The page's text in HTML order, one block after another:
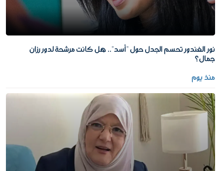
نور الغندور تحسم الجدل حول "أسد".. هل كانت مرشحة لدور رزان
جمال؟
منذ يوم